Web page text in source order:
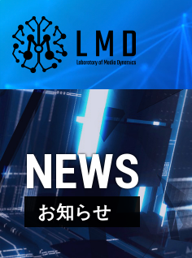
NEWS
お知らせ